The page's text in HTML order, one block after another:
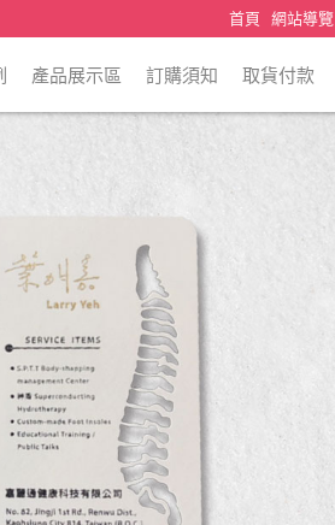
首頁 網站導覽
產品展示區 訂購須知 取貨付款